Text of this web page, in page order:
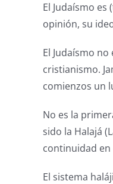
El Judaísmo
opinión, su
El Judaísmo
cristianismo.
comienzos un
No es la
sido la Halajá
continuidad en
El sistema